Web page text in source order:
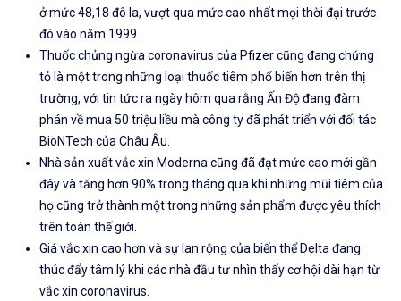
ở mức 48,18 đô la, vượt qua mức cao nhất mọi thời đại trước
đó vào năm 1999.
Thuốc chủng ngừa coronavirus của Pfizer cũng đang chứng
tỏ là một trong những loại thuốc tiêm phổ biến hơn trên thị
trường, với tin tức ra ngày hôm qua rằng Ấn Độ đang đàm
phán về mua 50 triệu liều mà công ty đã phát triển với đối tác
BioNTech của Châu Âu.
Nhà sản xuất vắc xin Moderna cũng đã đạt mức cao mới gần
đây và tăng hơn 90% trong tháng qua khi những mũi tiêm của
họ cũng trở thành một trong những sản phẩm được yêu thích
trên toàn thế giới.
Giá vắc xin cao hơn và sự lan rộng của biến thể Delta đang
thúc đẩy tâm lý khi các nhà đầu tư nhìn thấy cơ hội dài hạn từ
vắc xin coronavirus.